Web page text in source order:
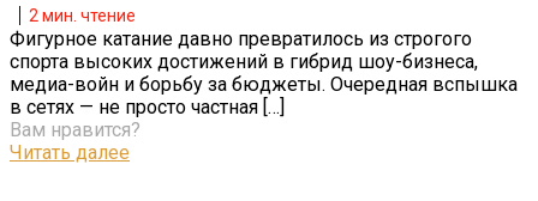
2 мин. чтение
Фигурное катание давно превратилось из строгого
спорта высоких достижений в гибрид шоу-бизнеса,
медиа-войн и борьбу за бюджеты. Очередная вспышка
в сетях — не просто частная […]
Вам нравится?
Читать далее